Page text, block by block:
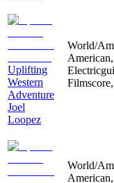
Uplifting
Western
Adventure
Joel
Loopez
World/
World/